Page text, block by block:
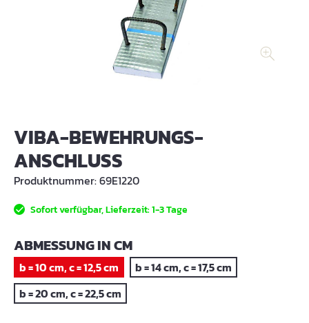
VIBA-BEWEHRUNGS-
ANSCHLUSS
Produktnummer:69E1220
Sofort verfügbar, Lieferzeit: 1-3 Tage
ABMESSUNG IN CMAUSWÄHLEN
b = 10 cm, c = 12,5 cm
b = 14 cm, c = 17,5 cm
b = 20 cm, c = 22,5 cm